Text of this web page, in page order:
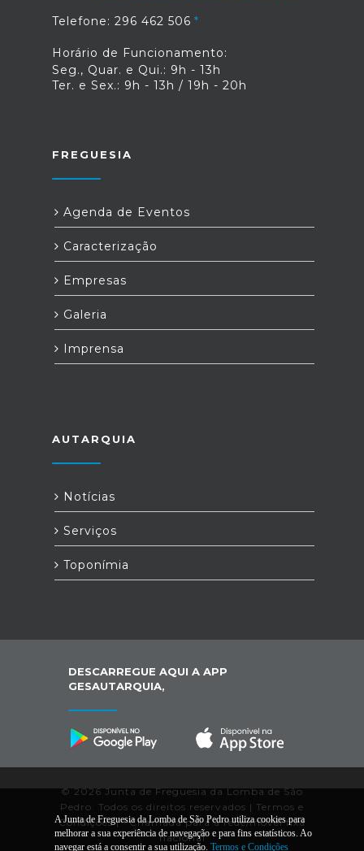
Telefone: 296 462 506
Horário de Funcionamento:
Seg., Quar. e Qui.: 9h - 13h
Ter. e Sex.: 9h - 13h / 19h - 20h
FREGUESIA
Agenda de Eventos
Caracterização
Empresas
Galeria
Imprensa
AUTARQUIA
Notícias
Serviços
Toponímia
DESCARREGUE AQUI A APP
GESAUTARQUIA,
© 2026 Junta de Freguesia da Lomba de São
Pedro. Todos os direitos reservados | Termos e
Condições|*Chamada para a rede/móvel fixa
nacional
A Junta de Freguesia da Lomba de São Pedro utiliza cookies para
melhorar a sua experiência de navegação e para fins estatísticos. Ao
navegar está a consentir a sua utilização. Termos e Condições